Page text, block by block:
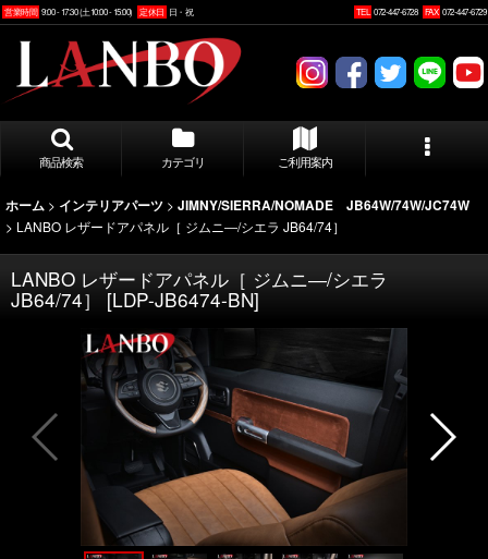
営業時間 9:00 - 17:30 (土10:00 - 15:00) 定休日 日・祝 TEL 072-447-6728 FAX 072-447-6729
商品検索 カテゴリ ご利用案内
ホーム > インテリアパーツ > JIMNY/SIERRA/NOMADE JB64W/74W/JC74W
> LANBO レザードアパネル［ ジムニ―/シエラ JB64/74］
LANBO レザードアパネル［ ジムニ―/シエラ
JB64/74］ [LDP-JB6474-BN]